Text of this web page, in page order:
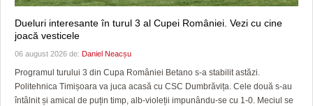
Dueluri interesante în turul 3 al Cupei României. Vezi cu cine
joacă vesticele
06 august 2026 de: Daniel Neacșu
Programul turului 3 din Cupa României Betano s-a stabilit astăzi.
Politehnica Timișoara va juca acasă cu CSC Dumbrăvița. Cele două s-au
întâlnit și amical de puțin timp, alb-violeții impunându-se cu 1-0. Meciul se